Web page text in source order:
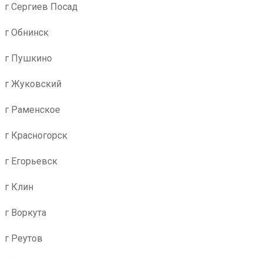
г Сергиев Посад
г Обнинск
г Пушкино
г Жуковский
г Раменское
г Красногорск
г Егорьевск
г Клин
г Воркута
г Реутов